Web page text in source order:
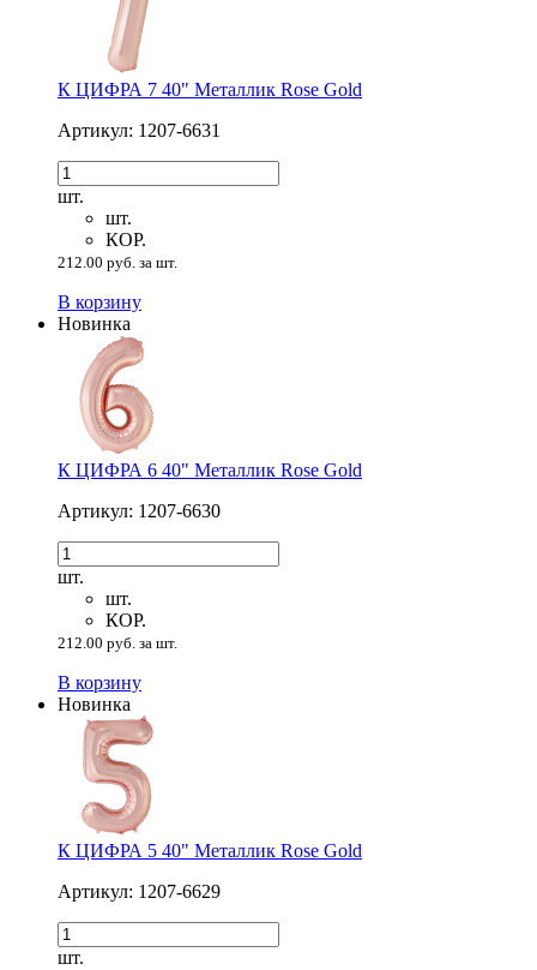
К ЦИФРА 7 40" Металлик Rose Gold
Артикул: 1207-6631
шт.
шт.
КОР.
212.00 руб. за шт.
В корзину
Новинка
К ЦИФРА 6 40" Металлик Rose Gold
Артикул: 1207-6630
шт.
шт.
КОР.
212.00 руб. за шт.
В корзину
Новинка
К ЦИФРА 5 40" Металлик Rose Gold
Артикул: 1207-6629
шт.